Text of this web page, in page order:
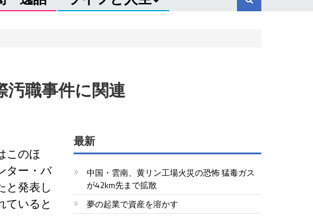
職事件に関連
このほ
ター・バ
と発表し
ていると
最新
中国・雲南、黄リン工場火災の恐怖 猛毒ガス
が42km先まで拡散
夢の起業で資産を溶かす